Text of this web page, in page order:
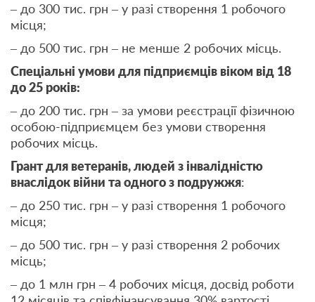
– до 300 тис. грн – у разі створення 1 робочого
місця;
– до 500 тис. грн – не менше 2 робочих місць.
Спеціальні умови для підприємців віком від 18
до 25 років:
– до 200 тис. грн – за умови реєстрації фізичною
особою-підприємцем без умови створення
робочих місць.
Грант для ветеранів, людей з інвалідністю
внаслідок війни та одного з подружжя:
– до 250 тис. грн – у разі створення 1 робочого
місця;
– до 500 тис. грн – у разі створення 2 робочих
місць;
– до 1 млн грн – 4 робочих місця, досвід роботи